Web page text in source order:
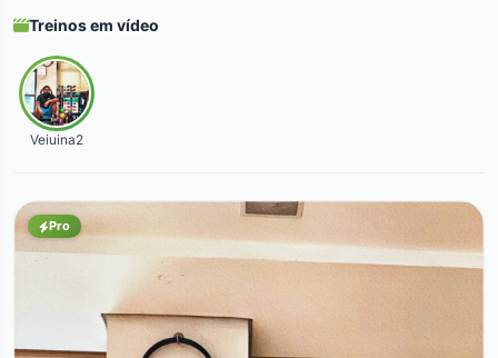
Treinos em vídeo
Veiuina2
Pro